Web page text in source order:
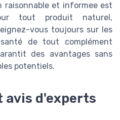
raisonnable et informee est
tout produit naturel,
vous toujours sur les
de tout complément
des avantages sans
potentiels.
avis d'experts